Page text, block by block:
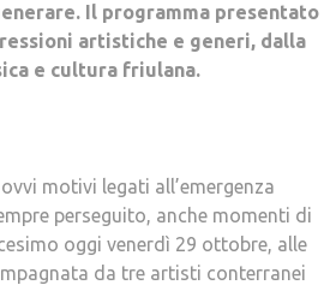
Il programma presentato
artistiche e generi, dalla
e cultura friulana.
motivi legati all’emergenza
perseguito, anche momenti di
oggi venerdì 29 ottobre, alle
da tre artisti conterranei